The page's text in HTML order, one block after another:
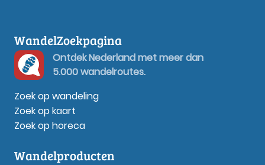
WandelZoekpagina
Ontdek Nederland met meer dan
5.000 wandelroutes.
Zoek op wandeling
Zoek op kaart
Zoek op horeca
Wandelproducten